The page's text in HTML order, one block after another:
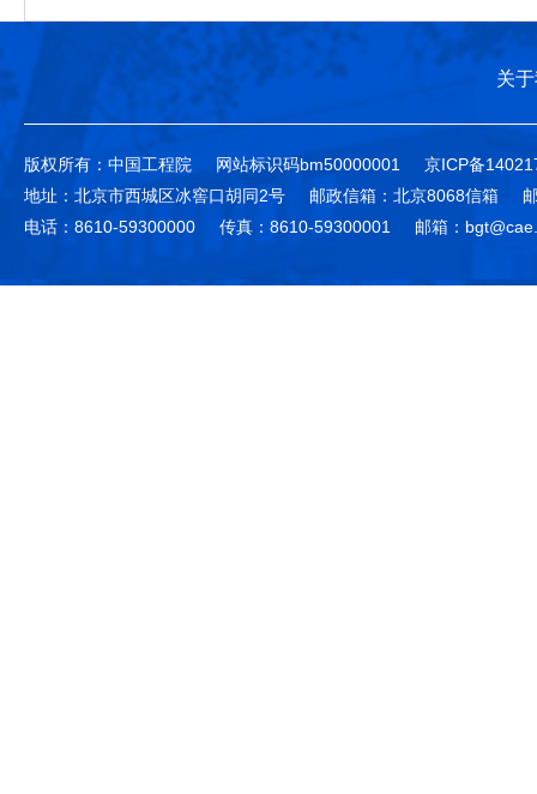
关
版权所有：中国工程院 网站标识码bm50000001
京ICP备
地址：北京市西城区冰窖口胡同2号
邮政信箱：北京8068信箱
电话：8610-59300000
传真：8610-59300001 邮箱：